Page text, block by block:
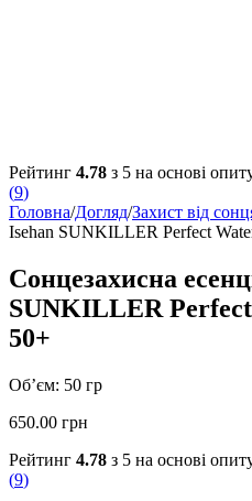
Рейтинг 4.78 з 5 на основі
(9)
Головна/Догляд/Захист від
Isehan SUNKILLER Perfect
Сонцезахисна
SUNKILLER Perfect
50+
Об’єм: 50 гр
650.00 грн
Рейтинг 4.78 з 5 на основі
(9)